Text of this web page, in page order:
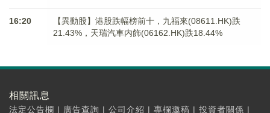
16:20
【異動股】港股跌幅榜前十，九福來(08611.HK)跌
21.43%，天瑞汽車内飾(06162.HK)跌18.44%
相關訊息
法定公告欄 | 廣告查詢 | 公司介紹 | 專欄邀稿 | 投資者關係 |